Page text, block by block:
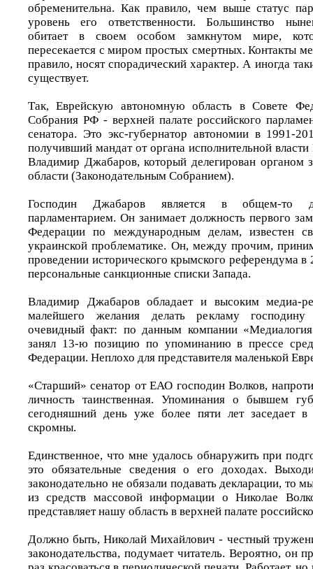
обременительна. Как правило, чем выше статус
уровень его ответственности. Большинство
обитает в своем особом замкнутом мире,
пересекается с миром простых смертных. Контакты
правило, носят спорадический характер. А иногда
существует.
Так, Еврейскую автономную область в Совете
Собрания РФ - верхней палате российского
сенатора. Это экс-губернатор автономии в 1991-
получивший мандат от органа исполнительной
Владимир Джабаров, который делегирован органом
области (Законодательным Собранием).
Господин Джабаров является в общем-то
парламентарием. Он занимает должность первого
Федерации по международным делам, известен
украинской проблематике. Он, между прочим,
проведении исторического крымского референдума в
персональные санкционные списки Запада.
Владимир Джабаров обладает и высоким медиа-
малейшего желания делать рекламу
очевидный факт: по данным компании
занял 13-ю позицию по упоминанию в прессе
Федерации. Неплохо для представителя маленькой
«Старший» сенатор от ЕАО господин Волков,
личность таинственная. Упоминания о бывшем
сегодняшний день уже более пяти лет заседает в
скромны.
Единственное, что мне удалось обнаружить при
это обязательные сведения о его доходах.
законодательно не обязали подавать декларации, то
из средств массовой информации о Николае
представляет нашу область в верхней палате
Должно быть, Николай Михайлович - честный
законодательства, подумает читатель. Вероятно, он